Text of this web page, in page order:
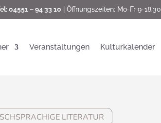
04551 – 94 33 10 | Öffnungszeiten: Mo-Fr 9-
Veranstaltungen Kulturkalender
LITERATUR